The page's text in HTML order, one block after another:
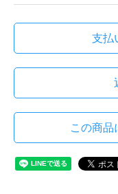
支払
この商品